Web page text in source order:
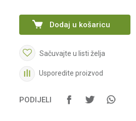
Dodaj u košaricu
Sačuvajte u listi želja
Usporedite proizvod
PODIJELI